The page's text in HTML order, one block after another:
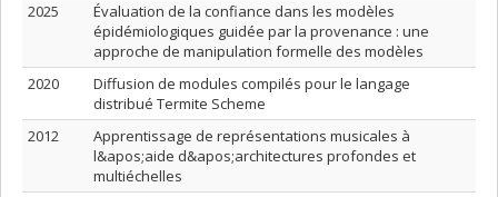
2025
Évaluation de la confiance dans les modèles
épidémiologiques guidée par la provenance : une
approche de manipulation formelle des modèles
2020
Diffusion de modules compilés pour le langage
distribué Termite Scheme
2012
Apprentissage de représentations musicales à
l&apos;aide d&apos;architectures profondes et
multiéchelles